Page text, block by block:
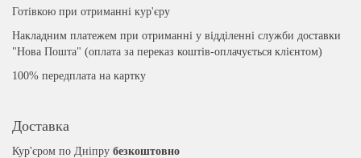
Готівкою при отриманні кур'єру
Накладним платежем при отриманні у відділенні служби доставки
"Нова Пошта" (оплата за переказ коштів-оплачується клієнтом)
100% передплата на картку
Доставка
Кур'єром по Дніпру безкоштовно